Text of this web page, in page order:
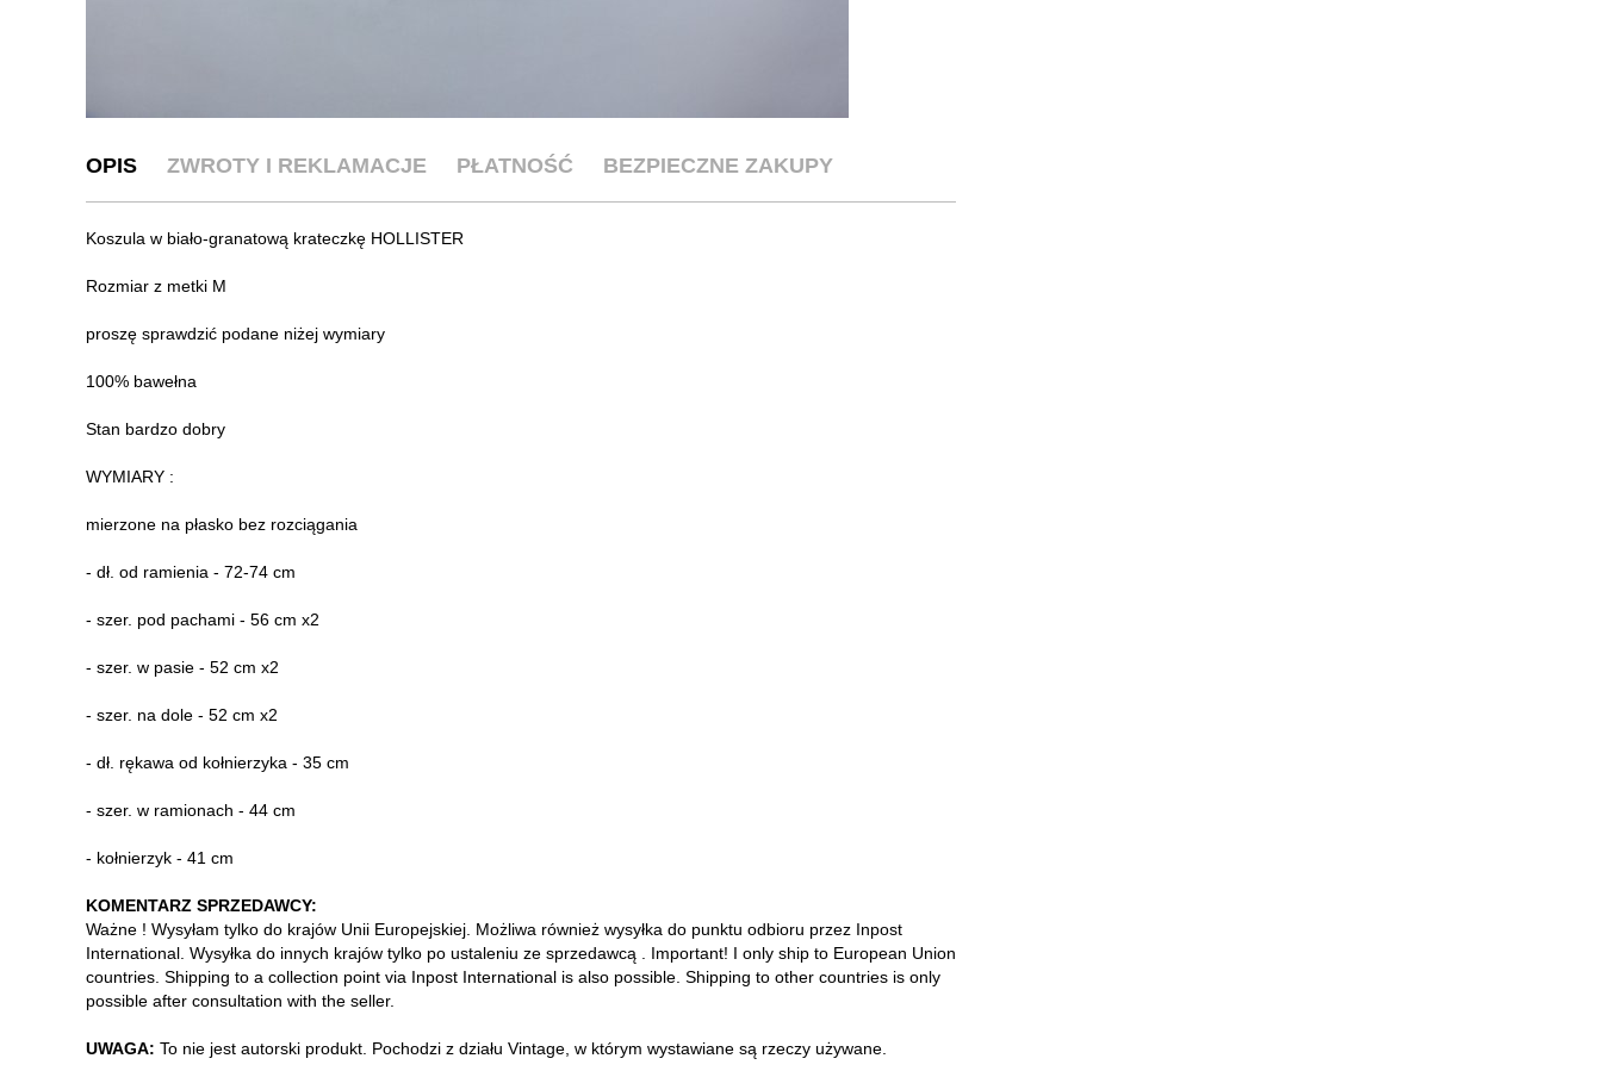
OPIS ZWROTY I REKLAMACJE PŁATNOŚĆ BEZPIECZNE ZAKUPY
Koszula w biało-granatową krateczkę HOLLISTER
Rozmiar z metki M
proszę sprawdzić podane niżej wymiary
100% bawełna
Stan bardzo dobry
WYMIARY :
mierzone na płasko bez rozciągania
- dł. od ramienia - 72-74 cm
- szer. pod pachami - 56 cm x2
- szer. w pasie - 52 cm x2
- szer. na dole - 52 cm x2
- dł. rękawa od kołnierzyka - 35 cm
- szer. w ramionach - 44 cm
- kołnierzyk - 41 cm
KOMENTARZ SPRZEDAWCY:
Ważne ! Wysyłam tylko do krajów Unii Europejskiej. Możliwa również wysyłka do punktu odbioru przez Inpost
International. Wysyłka do innych krajów tylko po ustaleniu ze sprzedawcą . Important! I only ship to European Union
countries. Shipping to a collection point via Inpost International is also possible. Shipping to other countries is only
possible after consultation with the seller.
UWAGA: To nie jest autorski produkt. Pochodzi z działu Vintage, w którym wystawiane są rzeczy używane.